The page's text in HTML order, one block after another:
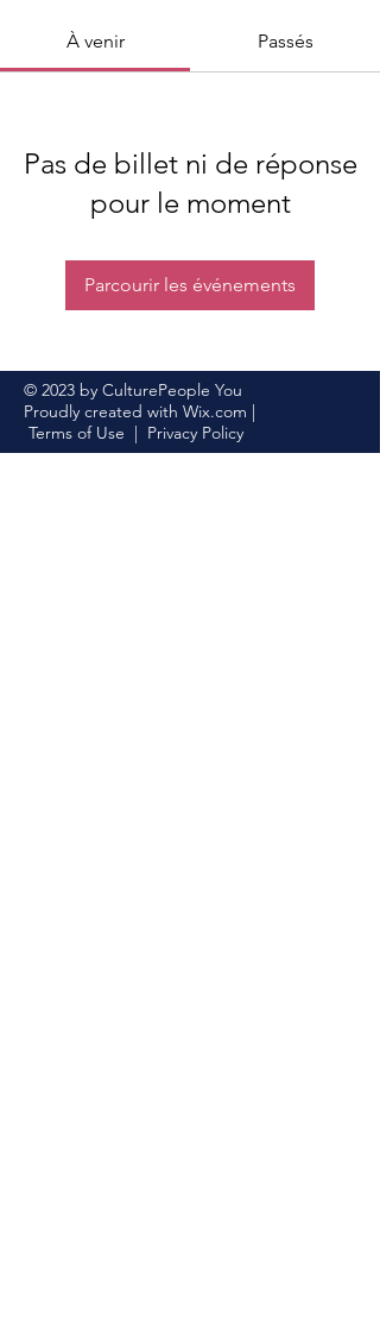
À venir Passés
Pas de billet ni de réponse
pour le moment
Parcourir les événements
© 2023 by CulturePeople You
Proudly created with Wix.com |
Terms of Use | Privacy Policy